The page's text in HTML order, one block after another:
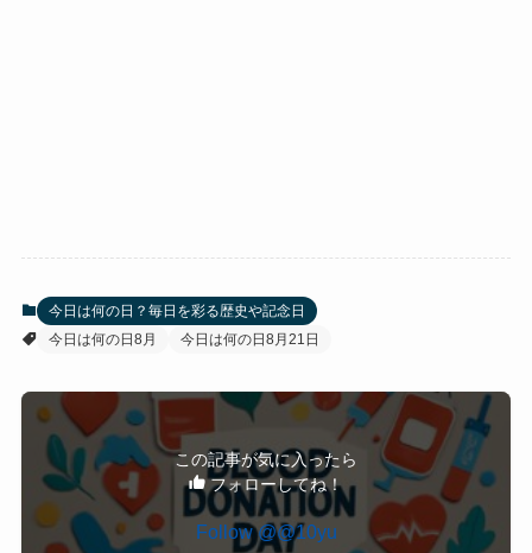
今日は何の日？毎日を彩る歴史や記念日
今日は何の日8月
今日は何の日8月21日
この記事が気に入ったら
フォローしてね！
Follow @@10yu